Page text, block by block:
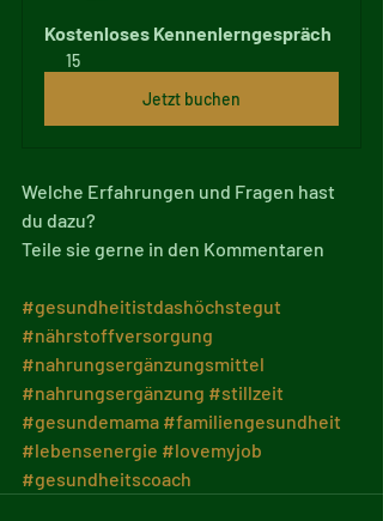
Kostenloses Kennenlerngespräch
15
Jetzt buchen
Welche Erfahrungen und Fragen hast
du dazu?
Teile sie gerne in den Kommentaren
#gesundheitistdashöchstegut
#nährstoffversorgung
#nahrungsergänzungsmittel
#nahrungsergänzung #stillzeit
#gesundemama #familiengesundheit
#lebensenergie #lovemyjob
#gesundheitscoach